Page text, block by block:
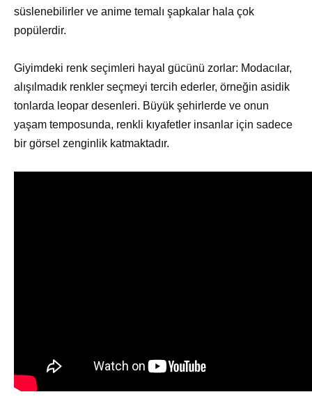
süslenebilirler ve anime temalı şapkalar hala çok
popülerdir.
Giyimdeki renk seçimleri hayal gücünü zorlar: Modacılar,
alışılmadık renkler seçmeyi tercih ederler, örneğin asidik
tonlarda leopar desenleri. Büyük şehirlerde ve onun
yaşam temposunda, renkli kıyafetler insanlar için sadece
bir görsel zenginlik katmaktadır.